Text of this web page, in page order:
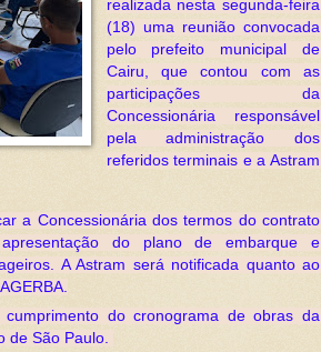
realizada nesta segunda-feira
(18) uma reunião convocada
pelo prefeito municipal de
Cairu, que contou com as
participações da
Concessionária responsável
pela administração dos
referidos terminais e a Astram
a Concessionária dos termos do contrato
do plano de embarque e
A Astram será notificada quanto ao
do cronograma de obras da
de São Paulo.